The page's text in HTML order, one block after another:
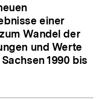
einer
Wandel der
und Werte
1990 bis